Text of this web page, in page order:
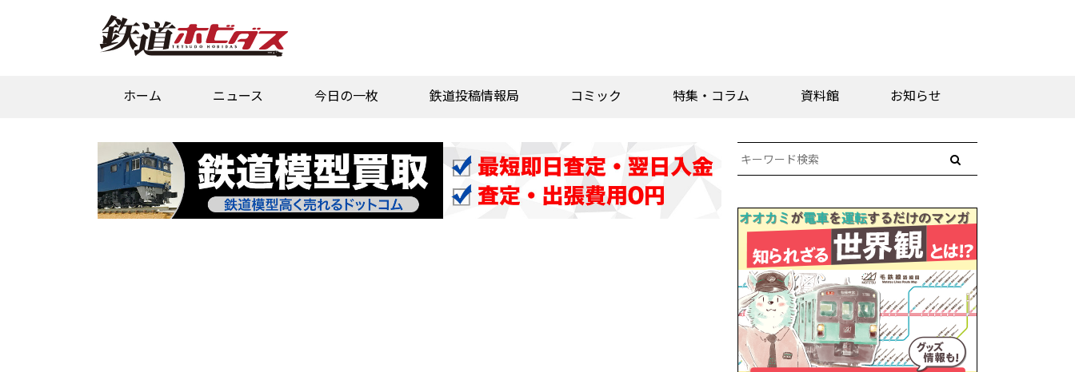
ホーム ニュース 今日の一枚 鉄道投稿情報局 コミック 特集・コラム 資料館 お知らせ